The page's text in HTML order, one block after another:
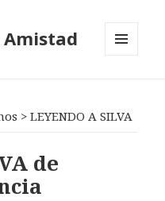
Amistad
>LEYENDO A SILVA
de